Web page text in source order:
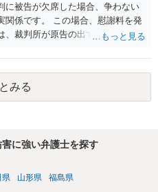
に被告が欠席した場合、争わない
関係です。 この場合、慰謝料を発
、裁判所が原告の出す証拠に基づ
能性としてはありえます。
みる
に強い弁護士を探す
県 山形県 福島県